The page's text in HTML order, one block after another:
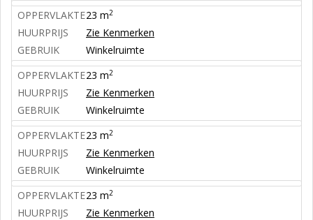
OPPERVLAKTE23 m2
HUURPRIJS
Zie Kenmerken
GEBRUIK
Winkelruimte
OPPERVLAKTE23 m2
HUURPRIJS
Zie Kenmerken
GEBRUIK
Winkelruimte
OPPERVLAKTE23 m2
HUURPRIJS
Zie Kenmerken
GEBRUIK
Winkelruimte
OPPERVLAKTE23 m2
HUURPRIJS
Zie Kenmerken